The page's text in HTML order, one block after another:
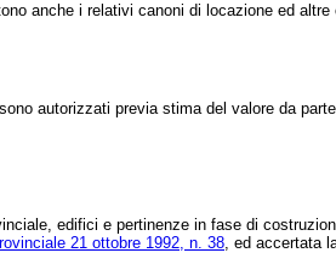
anche i relativi canoni di locazione ed altre
autorizzati previa stima del valore da
edifici e pertinenze in fase di
21 ottobre 1992, n. 38, ed accertata